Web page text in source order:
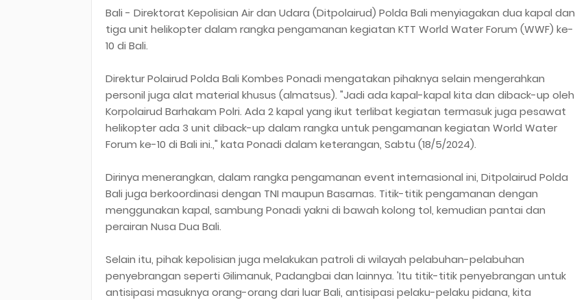
Bali - Direktorat Kepolisian Air dan Udara (Ditpolairud) Polda Bali menyiagakan dua kapal dan
tiga unit helikopter dalam rangka pengamanan kegiatan KTT World Water Forum (WWF) ke-
10 di Bali.
Direktur Polairud Polda Bali Kombes Ponadi mengatakan pihaknya selain mengerahkan
personil juga alat material khusus (almatsus). "Jadi ada kapal-kapal kita dan diback-up oleh
Korpolairud Barhakam Polri. Ada 2 kapal yang ikut terlibat kegiatan termasuk juga pesawat
helikopter ada 3 unit diback-up dalam rangka untuk pengamanan kegiatan World Water
Forum ke-10 di Bali ini.," kata Ponadi dalam keterangan, Sabtu (18/5/2024).
Dirinya menerangkan, dalam rangka pengamanan event internasional ini, Ditpolairud Polda
Bali juga berkoordinasi dengan TNI maupun Basarnas. Titik-titik pengamanan dengan
menggunakan kapal, sambung Ponadi yakni di bawah kolong tol, kemudian pantai dan
perairan Nusa Dua Bali.
Selain itu, pihak kepolisian juga melakukan patroli di wilayah pelabuhan-pelabuhan
penyebrangan seperti Gilimanuk, Padangbai dan lainnya. 'Itu titik-titik penyebrangan untuk
antisipasi masuknya orang-orang dari luar Bali, antisipasi pelaku-pelaku pidana, kita